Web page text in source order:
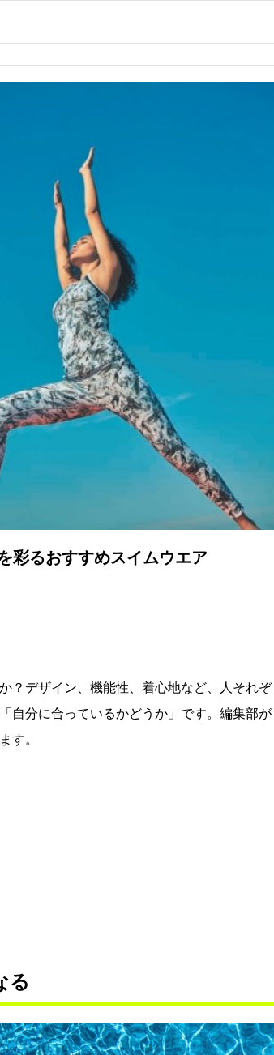
彩るおすすめスイムウエア
？デザイン、機能性、着心地など、人それぞ
自分に合っているかどうか」です。編集部が
す。
る